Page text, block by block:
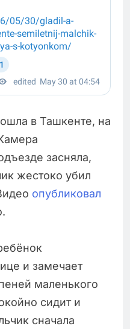
в Ташкенте, на
засняла,
жестоко убил
опубликовал
и замечает
маленького
сидит и
сначала